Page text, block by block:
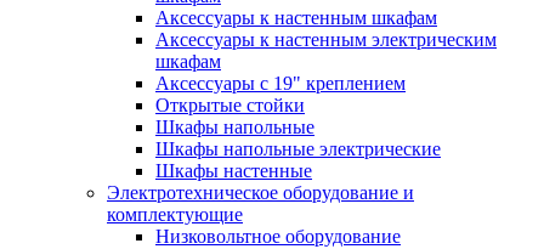
Аксессуары к настенным шкафам
Аксессуары к настенным электрическим
шкафам
Аксессуары с 19" креплением
Открытые стойки
Шкафы напольные
Шкафы напольные электрические
Шкафы настенные
Электротехническое оборудование и
комплектующие
Низковольтное оборудование